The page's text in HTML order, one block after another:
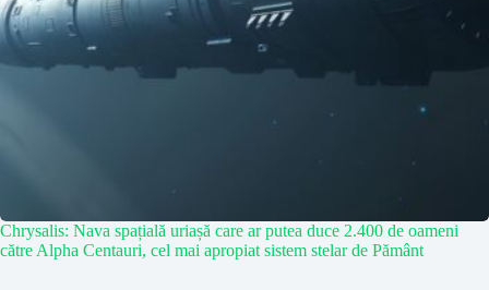
Chrysalis: Nava spațială uriașă care ar putea duce 2.400 de oameni
către Alpha Centauri, cel mai apropiat sistem stelar de Pământ